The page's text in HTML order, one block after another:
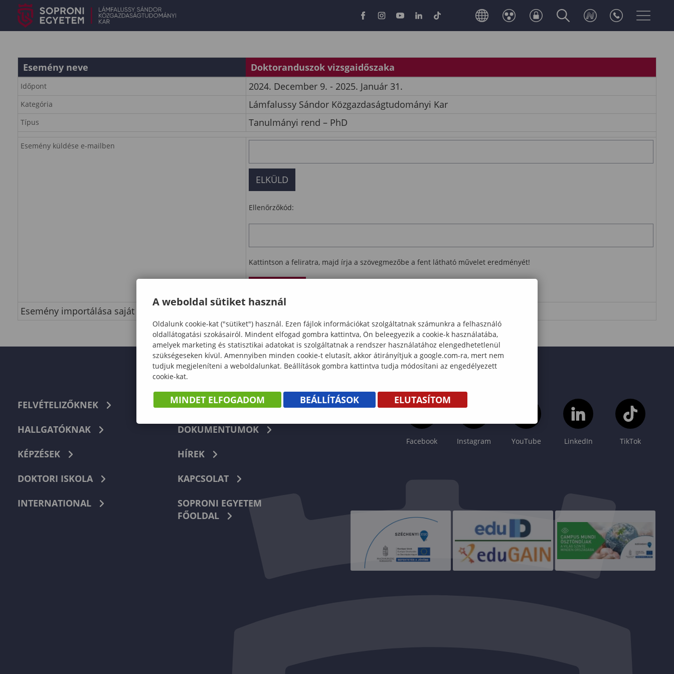
Esemény neve Doktoranduszok vizsgaidőszaka
Időpont 2024. December 9. - 2025. Január 31.
Kategória Lámfalussy Sándor Közgazdaságtudományi Kar
Típus Tanulmányi rend – PhD
Esemény küldése e-mailben
Ellenőrzőkód:
Kattintson a feliratra, majd írja a szövegmezőbe a fent látható művelet eredményét!
Esemény importálása saját naptárba
FELVÉTELIZŐKNEK
HALLGATÓKNAK
KÉPZÉSEK
DOKTORI ISKOLA
INTERNATIONAL
TELEFONKÖNYV
DOKUMENTUMOK
HÍREK
KAPCSOLAT
SOPRONI EGYETEM
FŐOLDAL
Facebook Instagram YouTube LinkedIn TikTok
A weboldal sütiket használ
Oldalunk cookie-kat ("sütiket") használ. Ezen fájlok információkat szolgáltatnak számunkra a felhasználó
oldallátogatási szokásairól. Mindent elfogad gombra kattintva, Ön beleegyezik a cookie-k használatába,
amelyek marketing és statisztikai adatokat is szolgáltatnak a rendszer használatához elengedhetetlenül
szükségeseken kívül. Amennyiben minden cookie-t elutasít, akkor átirányítjuk a google.com-ra, mert nem
tudjuk megjeleníteni a weboldalunkat. Beállítások gombra kattintva tudja módosítani az engedélyezett
cookie-kat.
MINDET ELFOGADOM BEÁLLÍTÁSOK ELUTASÍTOM